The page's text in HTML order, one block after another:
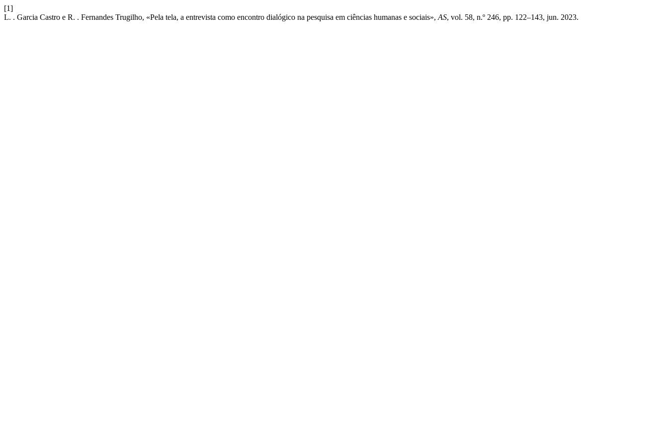
[1]
L. . Garcia Castro e R. . Fernandes Trugilho, «Pela tela, a entrevista como encontro dialógico na pesquisa em ciências humanas e sociais», AS, vol. 58, n.º 246, pp. 122–143, jun. 2023.